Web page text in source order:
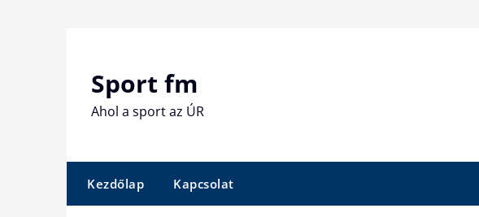
Sport fm
Ahol a sport az ÚR
Kezdőlap Kapcsolat